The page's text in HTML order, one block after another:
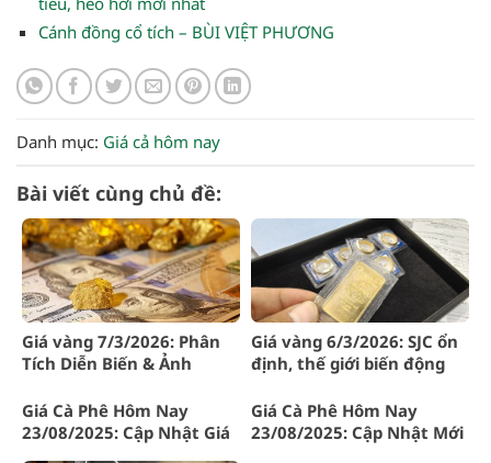
Cánh đồng cổ tích – BÙI VIỆT PHƯƠNG
Danh mục: Giá cả hôm nay
Bài viết cùng chủ đề:
Giá vàng 7/3/2026: Phân
Tích Diễn Biến & Ảnh
Giá vàng 6/3/2026: SJC ổn
định, thế giới biến động
Giá Cà Phê Hôm Nay
23/08/2025: Cập Nhật Giá
Giá Cà Phê Hôm Nay
23/08/2025: Cập Nhật Mới